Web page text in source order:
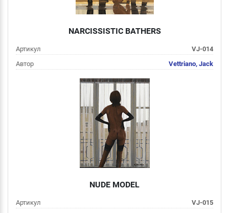
NARCISSISTIC BATHERS
Артикул
VJ-014
Автор
Vettriano, Jack
Подробнее
NUDE MODEL
Артикул
VJ-015